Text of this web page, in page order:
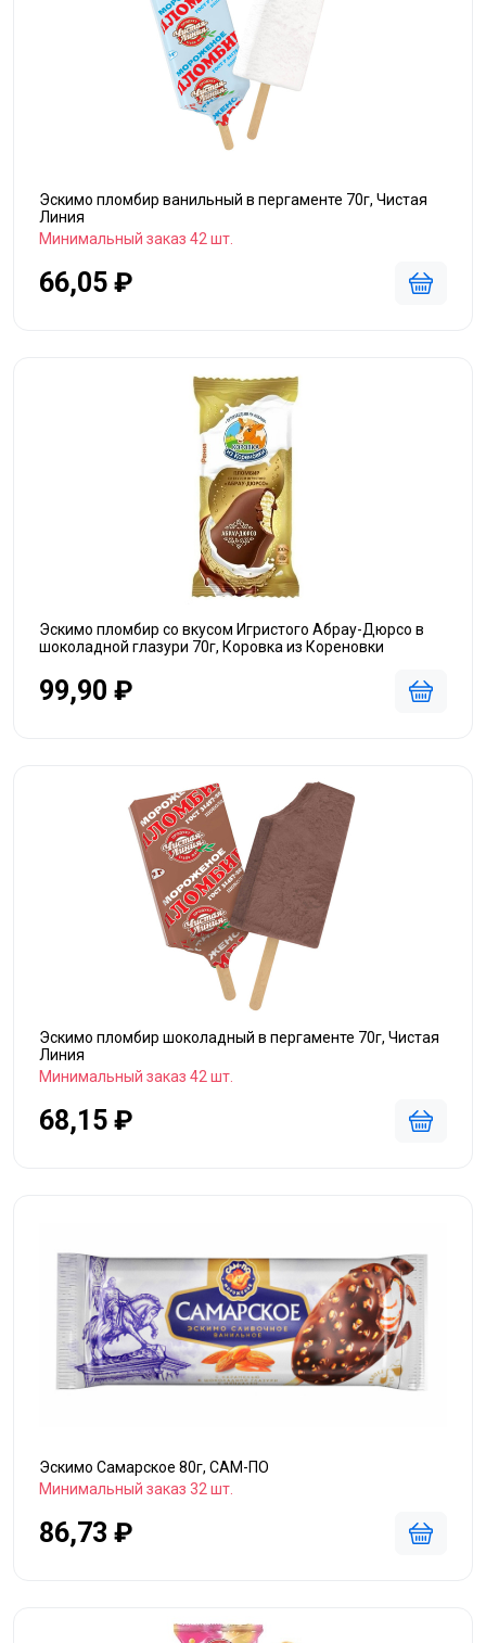
Эскимо пломбир ванильный в пергаменте 70г, Чистая
Линия
Минимальный заказ 42 шт.
66,05 ₽
Эскимо пломбир со вкусом Игристого Абрау-Дюрсо в
шоколадной глазури 70г, Коровка из Кореновки
99,90 ₽
Эскимо пломбир шоколадный в пергаменте 70г, Чистая
Линия
Минимальный заказ 42 шт.
68,15 ₽
Эскимо Самарское 80г, САМ-ПО
Минимальный заказ 32 шт.
86,73 ₽